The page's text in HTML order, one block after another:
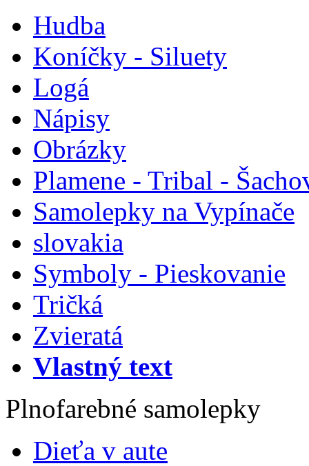
Hudba
Koníčky - Siluety
Logá
Nápisy
Obrázky
Plamene - Tribal -
Samolepky na Vypínače
slovakia
Symboly - Pieskovanie
Tričká
Zvieratá
Vlastný text
Plnofarebné samolepky
Dieťa v aute